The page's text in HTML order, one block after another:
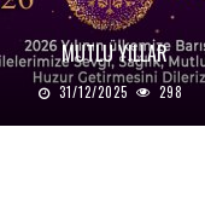
MUTLU YILLAR
31/12/2025 298